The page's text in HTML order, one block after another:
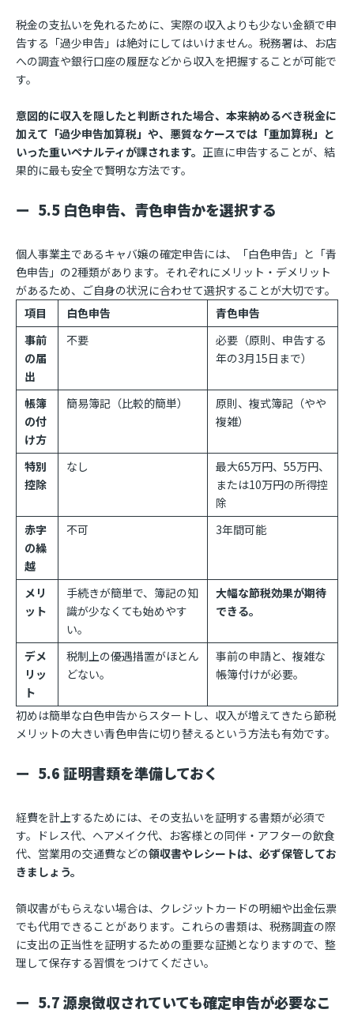
税金の支払いを免れるために、実際の収入よりも少ない金額で申
告する「過少申告」は絶対にしてはいけません。税務署は、お店
への調査や銀行口座の履歴などから収入を把握することが可能で
す。
意図的に収入を隠したと判断された場合、本来納めるべき税金に
加えて「過少申告加算税」や、悪質なケースでは「重加算税」と
いった重いペナルティが課されます。 正直に申告することが、結
果的に最も安全で賢明な方法です。
5.5 白色申告、青色申告かを選択する
個人事業主であるキャバ嬢の確定申告には、「白色申告」と「青
色申告」の2種類があります。それぞれにメリット・デメリット
があるため、ご自身の状況に合わせて選択することが大切です。
項目
白色申告
青色申告
事前
の届
出
不要
必要（原則、申告する
年の3月15日まで）
帳簿
の付
け方
簡易簿記（比較的簡単）
原則、複式簿記（やや
複雑）
特別
控除
なし
最大65万円、55万円、
または10万円の所得控
除
赤字
の繰
越
不可 3年間可能
メリ
ット
手続きが簡単で、簿記の知
識が少なくても始めやす
い。
大幅な節税効果が期待
できる。
デメ
リッ
ト
税制上の優遇措置がほとん
どない。
事前の申請と、複雑な
帳簿付けが必要。
初めは簡単な白色申告からスタートし、収入が増えてきたら節税
メリットの大きい青色申告に切り替えるという方法も有効です。
5.6 証明書類を準備しておく
経費を計上するためには、その支払いを証明する書類が必須で
す。ドレス代、ヘアメイク代、お客様との同伴・アフターの飲食
代、営業用の交通費などの領収書やレシートは、必ず保管してお
きましょう。
領収書がもらえない場合は、クレジットカードの明細や出金伝票
でも代用できることがあります。これらの書類は、税務調査の際
に支出の正当性を証明するための重要な証拠となりますので、整
理して保存する習慣をつけてください。
5.7 源泉徴収されていても確定申告が必要なこ